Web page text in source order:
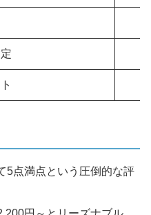
5点満点という圧倒的な評